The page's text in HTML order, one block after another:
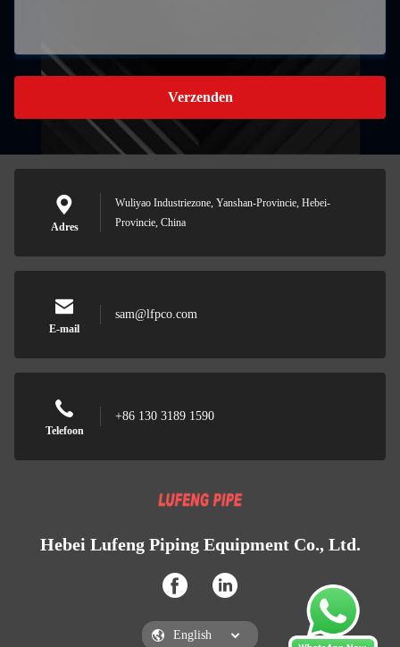
Verzenden
Adres
Wuliyao Industriezone, Yanshan-Provincie, Hebei-
Provincie, China
E-mail
sam@lfpco.com
Telefoon
+86 130 3189 1590
Hebei Lufeng Piping Equipment Co., Ltd.